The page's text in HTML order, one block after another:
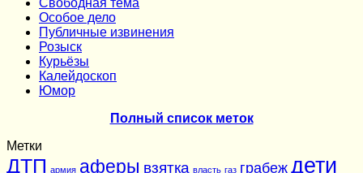
Особое дело
Публичные извинения
Розыск
Курьёзы
Калейдоскоп
Юмор
Полный список меток
Метки
ДТП армия аферы взятка власть газ грабеж дети